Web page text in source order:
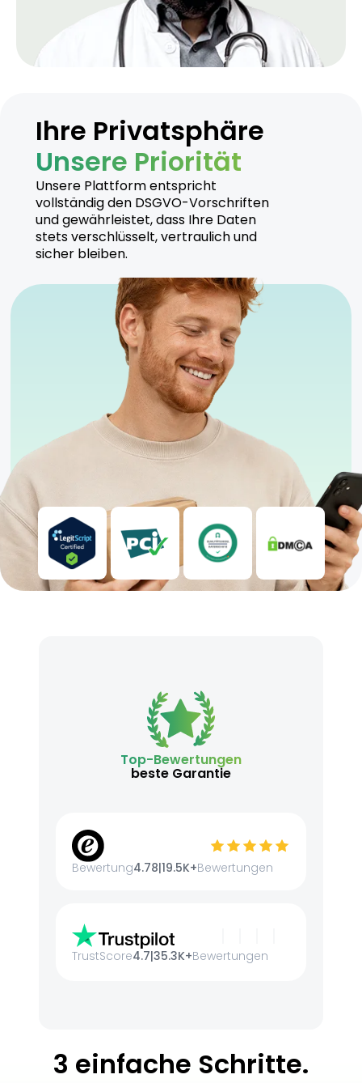
Ihre Privatsphäre
Unsere Priorität
Unsere Plattform entspricht
vollständig den DSGVO-Vorschriften
und gewährleistet, dass Ihre Daten
stets verschlüsselt, vertraulich und
sicher bleiben.
Top-Bewertungen
beste Garantie
Bewertung4.78|19.5K+Bewertungen
TrustScore4.7|35.3K+Bewertungen
3 einfache Schritte.